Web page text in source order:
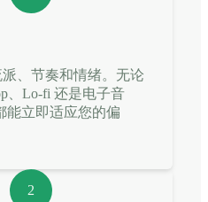
、节奏和情绪。无论
、Lo-fi 还是电子音
能立即适应您的偏
2